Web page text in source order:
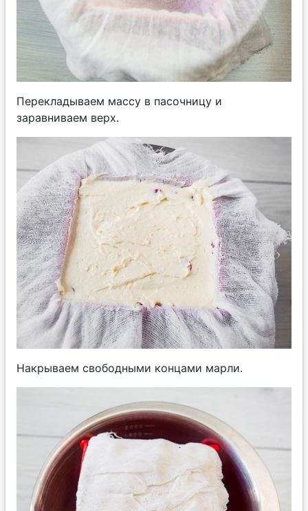
Перекладываем массу в пасочницу и
заравниваем верх.
Накрываем свободными концами марли.